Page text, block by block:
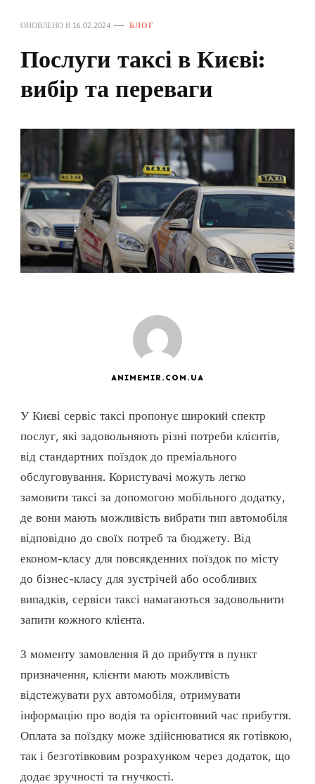
ОНОВЛЕНО В 16.02.2024 БЛОГ
Послуги таксі в Києві:
вибір та переваги
ANIMEMIR.COM.UA
У Києві сервіс таксі пропонує широкий спектр
послуг, які задовольняють різні потреби клієнтів,
від стандартних поїздок до преміального
обслуговування. Користувачі можуть легко
замовити таксі за допомогою мобільного додатку,
де вони мають можливість вибрати тип автомобіля
відповідно до своїх потреб та бюджету. Від
економ-класу для повсякденних поїздок по місту
до бізнес-класу для зустрічей або особливих
випадків, сервіси таксі намагаються задовольнити
запити кожного клієнта.
З моменту замовлення й до прибуття в пункт
призначення, клієнти мають можливість
відстежувати рух автомобіля, отримувати
інформацію про водія та орієнтовний час прибуття.
Оплата за поїздку може здійснюватися як готівкою,
так і безготівковим розрахунком через додаток, що
додає зручності та гнучкості.